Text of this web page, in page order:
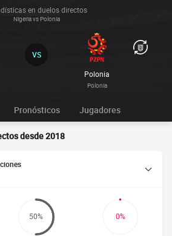
en duelos directos
Nigeria vs Polonia
Polonia
Polonia
VS
Pronósticos Jugadores
desde 2018
50% 0%